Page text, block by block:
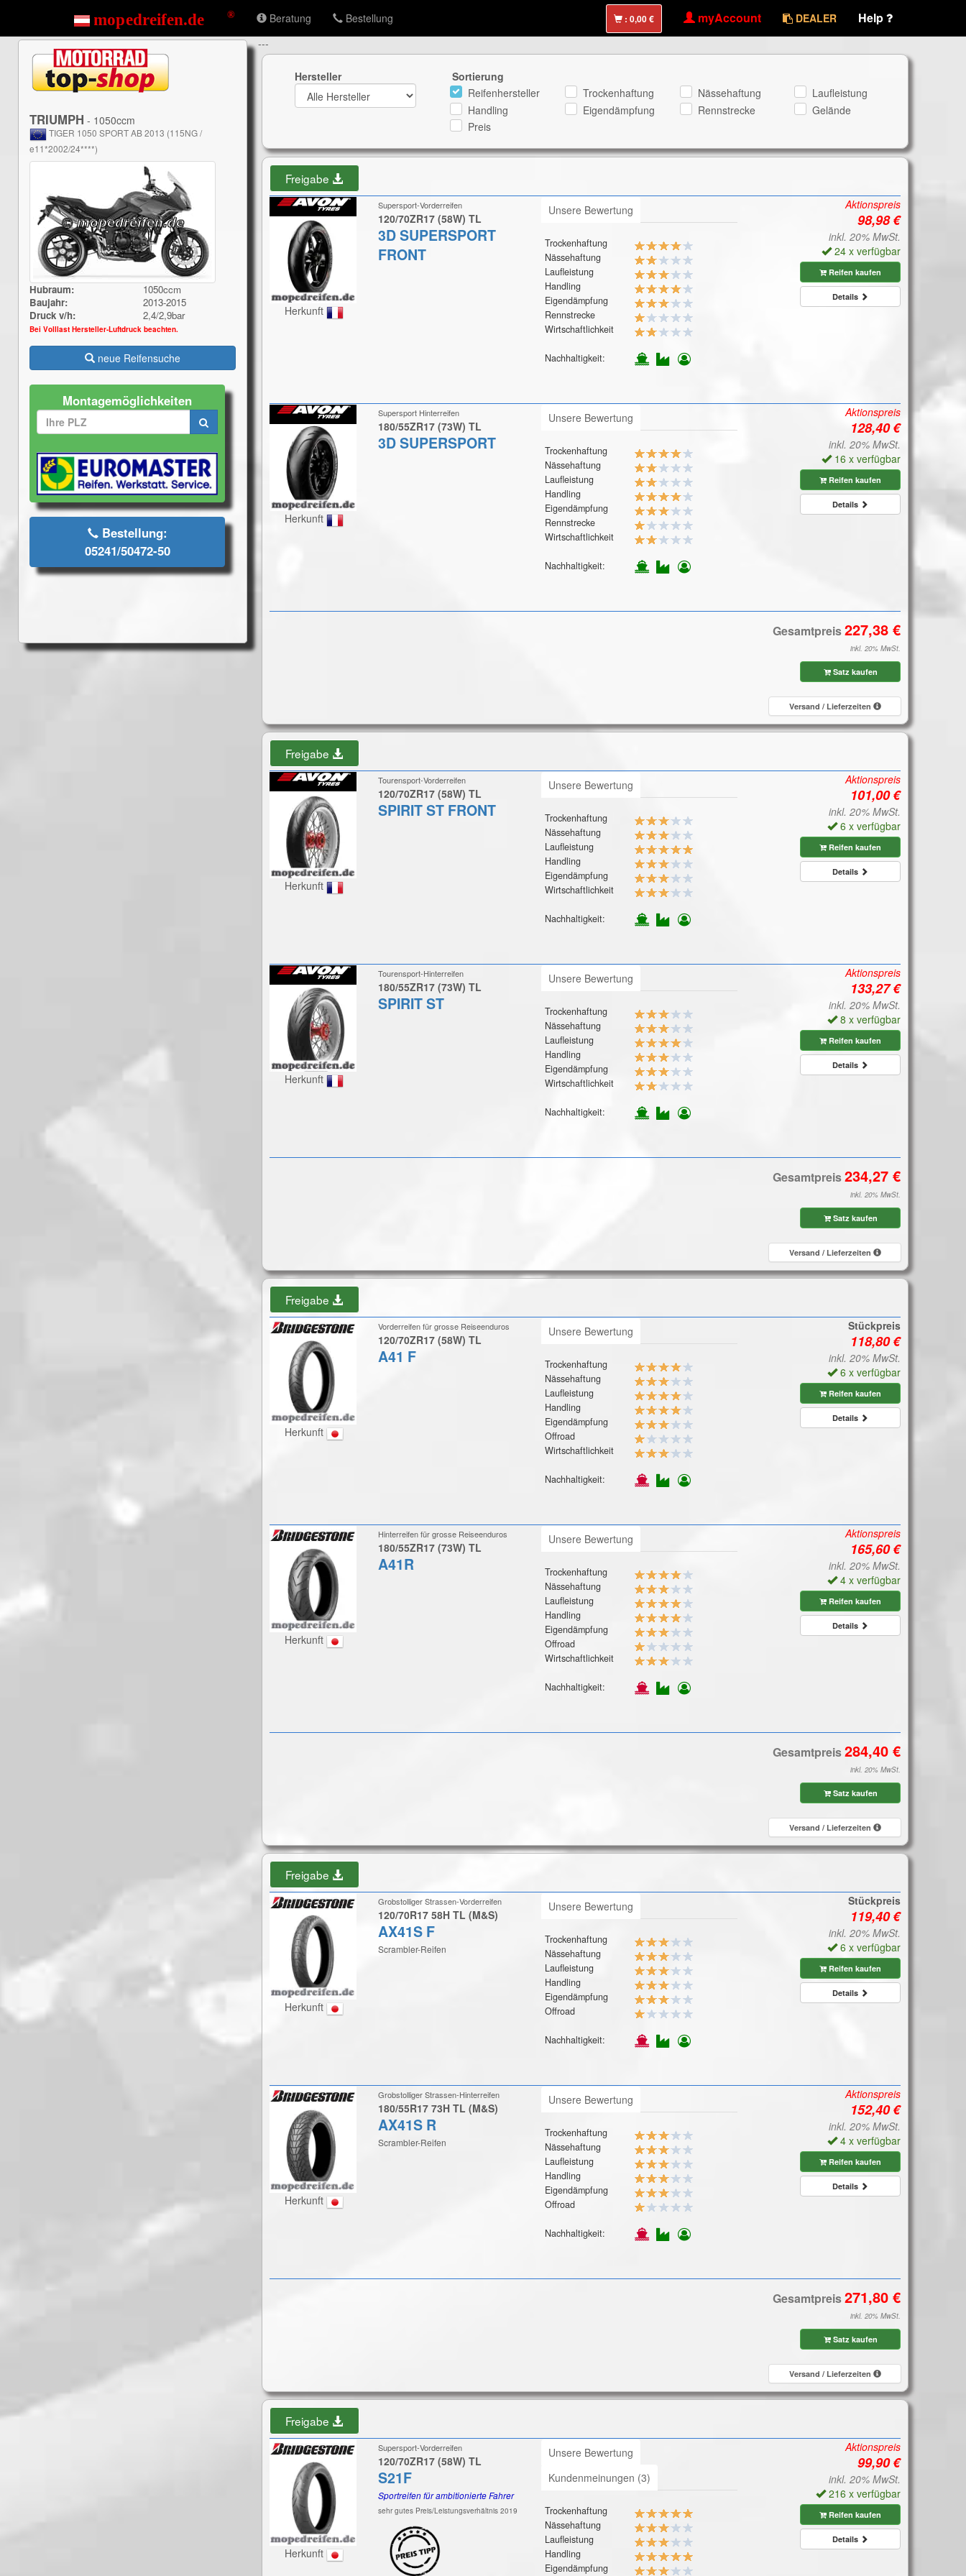
Beratung Bestellung : myAccount DEALER Help
TRIUMPH - 1050ccm
TIGER 1050 SPORT AB 2013 (115NG /
e11*2002/24****)
Hubraum:
1050ccm
Baujahr:
2013-2015
Druck v/h:
2,4/2,9bar
Bei Volllast Hersteller-Luftdruck beachten.
neue Reifensuche
Montagemöglichkeiten
Bestellung:
05241/50472-50
---
Hersteller
Sortierung
Reifenhersteller
Trockenhaftung Nässehaftung
Laufleistung
Handling
Eigendämpfung Rennstrecke
Gelände
Preis
Freigabe
Herkunft
Supersport-Vorderreifen
120/70ZR17 (58W) TL
3D SUPERSPORT
FRONT
Unsere Bewertung
Trockenhaftung
Nässehaftung
Laufleistung
Handling
Eigendämpfung
Rennstrecke
Wirtschaftlichkeit
Nachhaltigkeit:
Aktionspreis
inkl. 20% MwSt.
24 x verfügbar
Reifen kaufen
Details
Herkunft
Supersport Hinterreifen
180/55ZR17 (73W) TL
3D SUPERSPORT
Unsere Bewertung
Trockenhaftung
Nässehaftung
Laufleistung
Handling
Eigendämpfung
Rennstrecke
Wirtschaftlichkeit
Nachhaltigkeit:
Aktionspreis
inkl. 20% MwSt.
16 x verfügbar
Reifen kaufen
Details
Gesamtpreis
inkl. 20% MwSt.
Satz kaufen
Versand / Lieferzeiten
Freigabe
Herkunft
Tourensport-Vorderreifen
120/70ZR17 (58W) TL
SPIRIT ST FRONT
Unsere Bewertung
Trockenhaftung
Nässehaftung
Laufleistung
Handling
Eigendämpfung
Wirtschaftlichkeit
Nachhaltigkeit:
Aktionspreis
inkl. 20% MwSt.
6 x verfügbar
Reifen kaufen
Details
Herkunft
Tourensport-Hinterreifen
180/55ZR17 (73W) TL
SPIRIT ST
Unsere Bewertung
Trockenhaftung
Nässehaftung
Laufleistung
Handling
Eigendämpfung
Wirtschaftlichkeit
Nachhaltigkeit:
Aktionspreis
inkl. 20% MwSt.
8 x verfügbar
Reifen kaufen
Details
Gesamtpreis
inkl. 20% MwSt.
Satz kaufen
Versand / Lieferzeiten
Freigabe
Herkunft
Vorderreifen für grosse Reiseenduros
120/70ZR17 (58W) TL
A41 F
Unsere Bewertung
Trockenhaftung
Nässehaftung
Laufleistung
Handling
Eigendämpfung
Offroad
Wirtschaftlichkeit
Nachhaltigkeit:
Stückpreis
inkl. 20% MwSt.
6 x verfügbar
Reifen kaufen
Details
Herkunft
Hinterreifen für grosse Reiseenduros
180/55ZR17 (73W) TL
A41R
Unsere Bewertung
Trockenhaftung
Nässehaftung
Laufleistung
Handling
Eigendämpfung
Offroad
Wirtschaftlichkeit
Nachhaltigkeit:
Aktionspreis
inkl. 20% MwSt.
4 x verfügbar
Reifen kaufen
Details
Gesamtpreis
inkl. 20% MwSt.
Satz kaufen
Versand / Lieferzeiten
Freigabe
Herkunft
Grobstolliger Strassen-Vorderreifen
120/70R17 58H TL (M&S)
AX41S F
Scrambler-Reifen
Unsere Bewertung
Trockenhaftung
Nässehaftung
Laufleistung
Handling
Eigendämpfung
Offroad
Nachhaltigkeit:
Stückpreis
inkl. 20% MwSt.
6 x verfügbar
Reifen kaufen
Details
Herkunft
Grobstolliger Strassen-Hinterreifen
180/55R17 73H TL (M&S)
AX41S R
Scrambler-Reifen
Unsere Bewertung
Trockenhaftung
Nässehaftung
Laufleistung
Handling
Eigendämpfung
Offroad
Nachhaltigkeit:
Aktionspreis
inkl. 20% MwSt.
4 x verfügbar
Reifen kaufen
Details
Gesamtpreis
inkl. 20% MwSt.
Satz kaufen
Versand / Lieferzeiten
Freigabe
Herkunft
Supersport-Vorderreifen
120/70ZR17 (58W) TL
S21F
Sportreifen für ambitionierte Fahrer
sehr gutes Preis/Leistungsverhältnis 2019
Unsere Bewertung
Kundenmeinungen (3)
Trockenhaftung
Nässehaftung
Laufleistung
Handling
Eigendämpfung
Aktionspreis
inkl. 20% MwSt.
216 x verfügbar
Reifen kaufen
Details